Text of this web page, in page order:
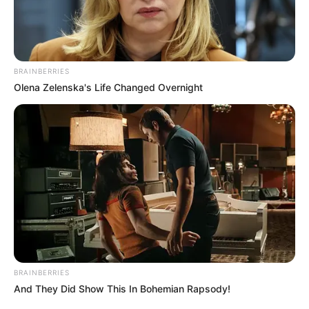
BRAINBERRIES
Olena Zelenska's Life Changed Overnight
BRAINBERRIES
And They Did Show This In Bohemian Rapsody!